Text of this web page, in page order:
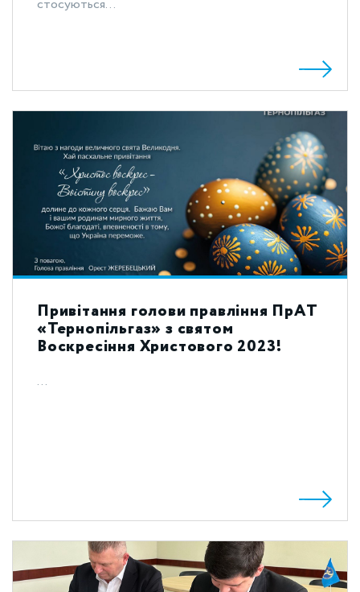
стосуються...
Привітання голови правління ПрАТ
«Тернопільгаз» з святом
Воскресіння Христового 2023!
...